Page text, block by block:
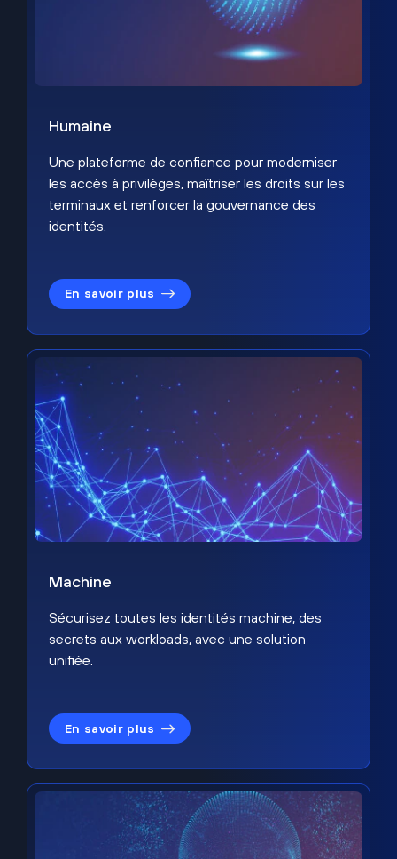
Humaine
Une plateforme de confiance pour moderniser
les accès à privilèges, maîtriser les droits sur les
terminaux et renforcer la gouvernance des
identités.
En savoir plus
Machine
Sécurisez toutes les identités machine, des
secrets aux workloads, avec une solution
unifiée.
En savoir plus